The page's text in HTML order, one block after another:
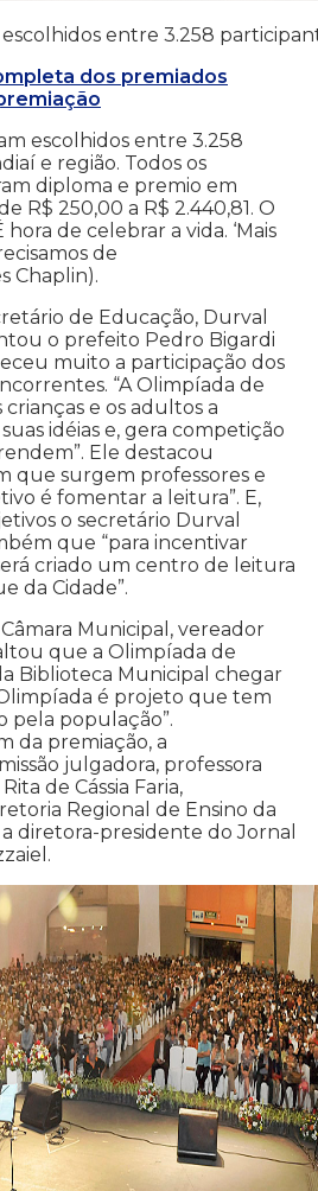
entre 3.258
dos premiados
escolhidos entre 3.258
e região. Todos os
diploma e premio em
R$ 250,00 a R$ 2.440,81. O
de celebrar a vida. ‘Mais
de
Chaplin).
de Educação, Durval
o prefeito Pedro Bigardi
muito a participação dos
“A Olimpíada de
e os adultos a
idéias e, gera competição
Ele destacou
que surgem professores e
é fomentar a leitura”. E,
o secretário Durval
que “para incentivar
criado um centro de leitura
da Cidade”.
Municipal, vereador
que a Olimpíada de
Biblioteca Municipal chegar
é projeto que tem
pela população”.
da premiação, a
julgadora, professora
de Cássia Faria,
Regional de Ensino da
diretora-presidente do Jornal